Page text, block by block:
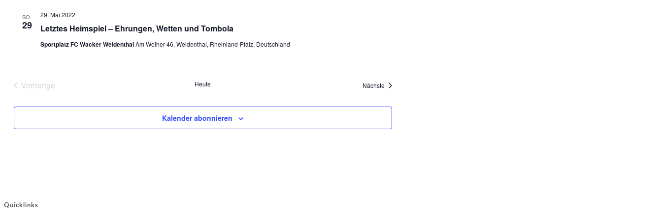
SO.
29 Letztes Heimspiel – Ehrungen, Wetten und Tombola
29. Mai 2022
Sportplatz FC Wacker WeidenthalAm Weiher 46, Weidenthal, Rheinland-Pfalz, Deutschland
Vorherige
Heute Nächste Veranstaltungen
Kalender abonnieren
Quicklinks